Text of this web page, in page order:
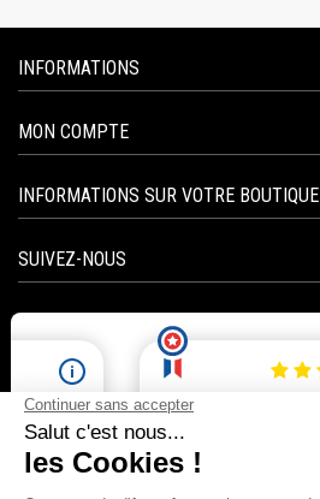
INFORMATIONS
MON COMPTE
INFORMATIONS SUR VOTRE BOUTIQUE
SUIVEZ-NOUS